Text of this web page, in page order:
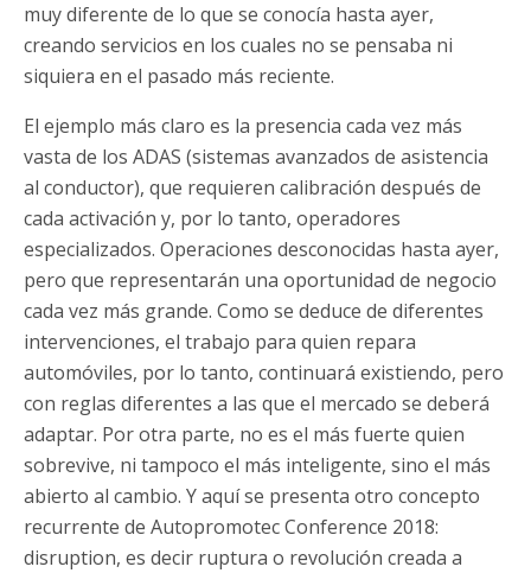
muy diferente de lo que se conocía hasta ayer,
creando servicios en los cuales no se pensaba ni
siquiera en el pasado más reciente.
El ejemplo más claro es la presencia cada vez más
vasta de los ADAS (sistemas avanzados de asistencia
al conductor), que requieren calibración después de
cada activación y, por lo tanto, operadores
especializados. Operaciones desconocidas hasta ayer,
pero que representarán una oportunidad de negocio
cada vez más grande. Como se deduce de diferentes
intervenciones, el trabajo para quien repara
automóviles, por lo tanto, continuará existiendo, pero
con reglas diferentes a las que el mercado se deberá
adaptar. Por otra parte, no es el más fuerte quien
sobrevive, ni tampoco el más inteligente, sino el más
abierto al cambio. Y aquí se presenta otro concepto
recurrente de Autopromotec Conference 2018:
disruption, es decir ruptura o revolución creada a